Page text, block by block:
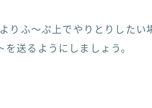
りふ〜ぷ上でやりとりしたい
を送るようにしましょう。